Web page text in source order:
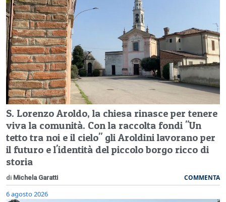
S. Lorenzo Aroldo, la chiesa rinasce per tenere
viva la comunità. Con la raccolta fondi "Un
tetto tra noi e il cielo" gli Aroldini lavorano per
il futuro e l'identità del piccolo borgo ricco di
storia
di Michela Garatti COMMENTA
6 agosto 2026